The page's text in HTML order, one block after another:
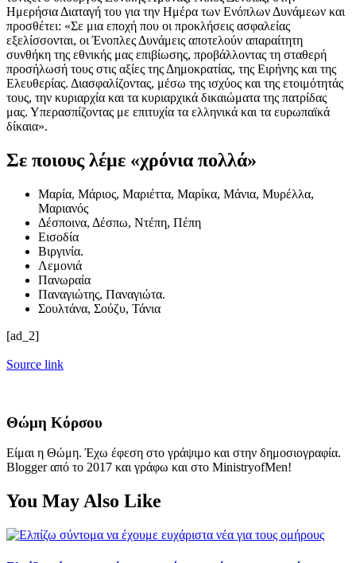
Ημερήσια Διαταγή του για την Ημέρα των Ενόπλων Δυνάμεων και
προσθέτει: «Σε μια εποχή που οι προκλήσεις ασφαλείας
εξελίσσονται, οι Ένοπλες Δυνάμεις αποτελούν απαραίτητη
συνθήκη της εθνικής μας επιβίωσης, προβάλλοντας τη σταθερή
προσήλωσή τους στις αξίες της Δημοκρατίας, της Ειρήνης και της
Ελευθερίας. Διασφαλίζοντας, μέσω της ισχύος και της ετοιμότητάς
τους, την κυριαρχία και τα κυριαρχικά δικαιώματα της πατρίδας
μας. Υπερασπίζοντας με επιτυχία τα ελληνικά και τα ευρωπαϊκά
δίκαια».
Σε ποιους λέμε «χρόνια πολλά»
Μαρία, Μάριος, Μαριέττα, Μαρίκα, Μάνια, Μυρέλλα,
Μαριανός
Δέσποινα, Δέσπω, Ντέπη, Πέπη
Εισοδία
Βιργινία.
Λεμονιά
Πανωραία
Παναγιώτης, Παναγιώτα.
Σουλτάνα, Σούζυ, Τάνια
[ad_2]
Source link
Θώμη Κόρσου
Είμαι η Θώμη. Έχω έφεση στο γράψιμο και στην δημοσιογραφία.
Blogger από το 2017 και γράφω και στο MinistryofMen!
You May Also Like